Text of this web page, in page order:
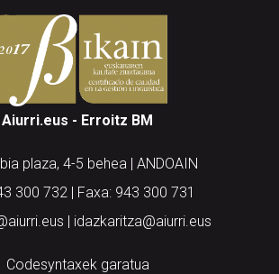
Aiurri.eus - Erroitz BM
plaza, 4-5 behea | ANDOAIN
300 732 | Faxa: 943 300 731
| idazkaritza@aiurri.eus
Codesyntaxek garatua